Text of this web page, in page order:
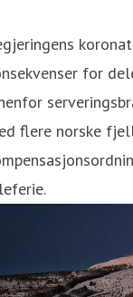
for
flere norske